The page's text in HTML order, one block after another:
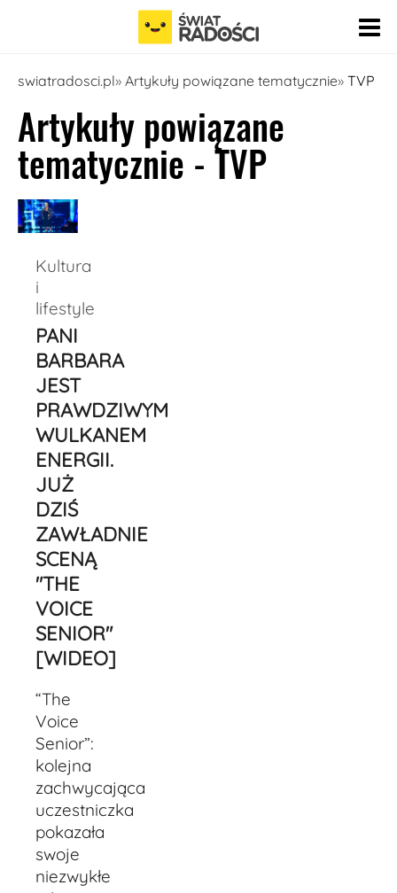
Pomiń nawigację
swiatradosci.pl Artykuły powiązane tematycznie TVP
Artykuły powiązane
tematycznie - TVP
Kultura
i
lifestyle
PANI
BARBARA
JEST
PRAWDZIWYM
WULKANEM
ENERGII.
JUŻ
DZIŚ
ZAWŁADNIE
SCENĄ
"THE
VOICE
SENIOR"
[WIDEO]
“The
Voice
Senior”:
kolejna
zachwycająca
uczestniczka
pokazała
swoje
niezwykłe